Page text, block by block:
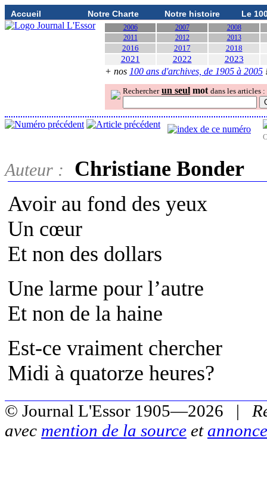
Accueil Notre Charte Notre histoire Le
2006 2007
2008
2011
2012 2013
2016 2017 2018
2021 2022 2023
+ nos 100 ans d'archives, de 1905 à 2005
Rechercher un seul mot dans les articles :
Auteur :
Christiane Bonder
Avoir au fond des yeux
Un cœur
Et non des dollars
Une larme pour l’autre
Et non de la haine
Est-ce vraiment chercher
Midi à quatorze heures?
© Journal L'Essor 1905—2026 |
avec mention de la source et